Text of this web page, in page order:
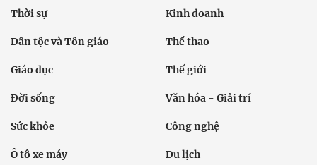
Thời sự Kinh doanh
Dân tộc và Tôn giáo Thể thao
Giáo dục Thế giới
Đời sống Văn hóa - Giải trí
Sức khỏe Công nghệ
Ô tô xe máy Du lịch